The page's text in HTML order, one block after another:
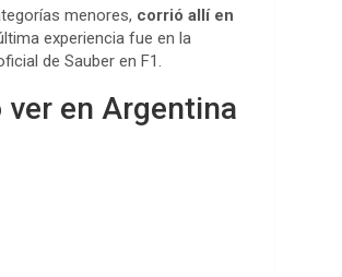
menores, corrió allí en
experiencia fue en la
de Sauber en F1.
en Argentina